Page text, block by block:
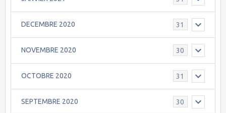
DECEMBRE 2020 31
NOVEMBRE 2020 30
OCTOBRE 2020 31
SEPTEMBRE 2020 30